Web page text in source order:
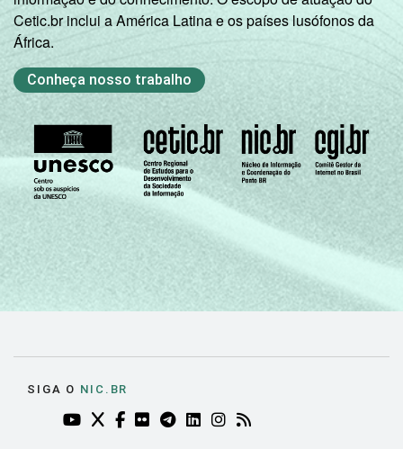
Cetic.br inclui a América Latina e os países lusófonos da
África.
Conheça nosso trabalho
SIGA O NIC.BR
YOUTUBE DO NIC.BR (ABRE EM NOVA ABA)
TWITTER DO NIC.BR (ABRE EM NOVA ABA)
FACEBOOK DO NIC.BR (ABRE EM NOVA
FLICKR DO NIC.BR (ABRE EM NOVA
TELEGRAM DO NIC.BR (ABRE EM
LINKEDIN DO NIC.BR (ABRE
INSTAGRAM DO NIC.BR
RSS DO NIC.BR (ABRE